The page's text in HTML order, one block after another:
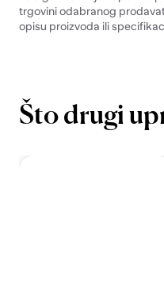
trgovini odabranog
opisu proizvoda ili
Što drugi